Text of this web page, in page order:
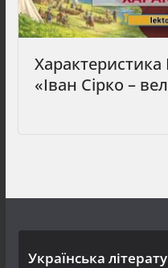
Характеристика
«Іван Сірко –
Українська